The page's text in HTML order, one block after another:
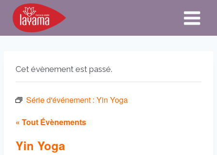
Aller
contenu
Cet évènement est passé.
Série d'événement : Yin Yoga
« Tout Évènements
Yin Yoga